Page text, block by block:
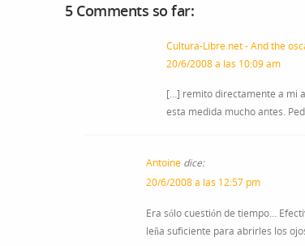
5 Comments so far:
Cultura-Libre.net - And the
20/6/2008 a las 10:09 am
[…] remito directamente a mi
esta medida mucho antes.
Antoine dice:
20/6/2008 a las 12:57 pm
Era sólo cuestión de tiempo…
leña suficiente para abrirles los